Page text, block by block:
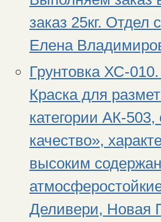
заказ 25кг.
Елена
Грунтовка ХС-
Краска для
категории АК-
качество»,
высоким
Деливери, Новая